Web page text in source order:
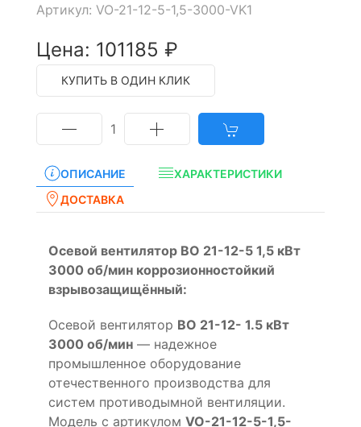
Артикул: VO-21-12-5-1,5-3000-VK1
Цена: 101185 ₽
КУПИТЬ В ОДИН КЛИК
1
ОПИСАНИЕ
ХАРАКТЕРИСТИКИ
ДОСТАВКА
Осевой вентилятор ВО 21-12-5 1,5 кВт
3000 об/мин коррозионностойкий
взрывозащищённый:
Осевой вентилятор ВО 21-12- 1.5 кВт
3000 об/мин — надежное
промышленное оборудование
отечественного производства для
систем противодымной вентиляции.
Модель с артикулом VO-21-12-5-1,5-